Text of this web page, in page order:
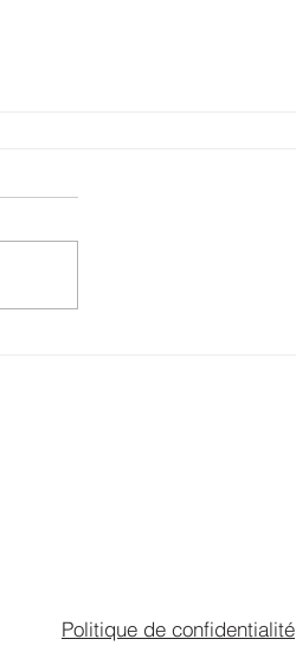
Politique de confidentialité